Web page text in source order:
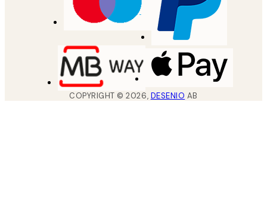
COPYRIGHT ©2026, DESENIO AB